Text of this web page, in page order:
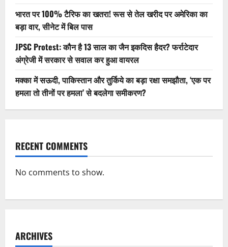
भारत पर 100% टैरिफ का खतरा! रूस से तेल खरीद पर अमेरिका का
बड़ा वार, सीनेट में बिल पास
JPSC Protest: कौन है 13 साल का जैन इकदिस हैदर? फर्राटेदार
अंग्रेजी में सरकार से सवाल कर हुआ वायरल
मक्का में सऊदी, पाकिस्तान और तुर्किये का बड़ा रक्षा समझौता, ‘एक पर
हमला तो तीनों पर हमला’ से बदलेगा समीकरण?
RECENT COMMENTS
No comments to show.
ARCHIVES